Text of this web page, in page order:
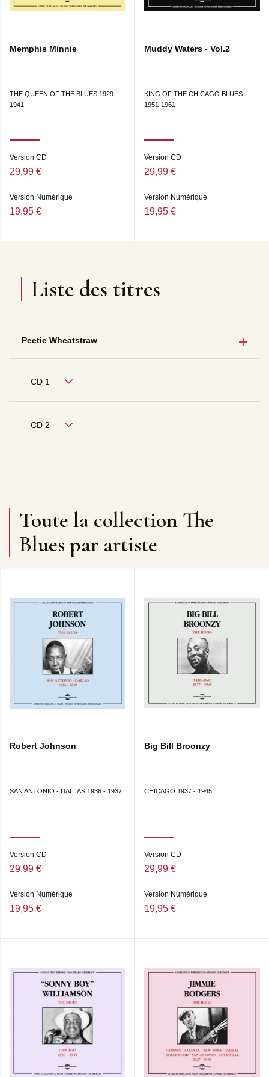
BLUES • SUGAR MAMA • ME NO LIKA YOU • BEER
MILL BLUES • SUICIDE BLUES • GANGSTER’S BLUES •
I’M LIVING • SEPARATION DAY BLUES.
Memphis Minnie
THE QUEEN OF THE BLUES 1929 -
1941
Version CD
29,99 €
Version Numérique
19,95 €
Muddy Waters - Vol.2
KING OF THE CHICAGO BLUES
1951-1961
Version CD
29,99 €
Version Numérique
19,95 €
Liste des titres
Peetie Wheatstraw
CD 1
CD 2
Toute la collection The
Blues par artiste
Robert Johnson
SAN ANTONIO - DALLAS 1936 - 1937
Version CD
29,99 €
Version Numérique
19,95 €
Big Bill Broonzy
CHICAGO 1937 - 1945
Version CD
29,99 €
Version Numérique
19,95 €